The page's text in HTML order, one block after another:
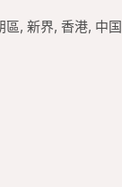
區, 新界, 香港, 中国